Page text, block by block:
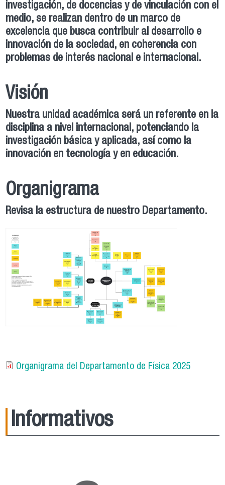
investigación, de docencias y de vinculación con el
medio, se realizan dentro de un marco de
excelencia que busca contribuir al desarrollo e
innovación de la sociedad, en coherencia con
problemas de interés nacional e internacional.
Visión
Nuestra unidad académica será un referente en la
disciplina a nivel internacional, potenciando la
investigación básica y aplicada, así como la
innovación en tecnología y en educación.
Organigrama
Revisa la estructura de nuestro Departamento.
Organigrama del Departamento de Física 2025
Informativos